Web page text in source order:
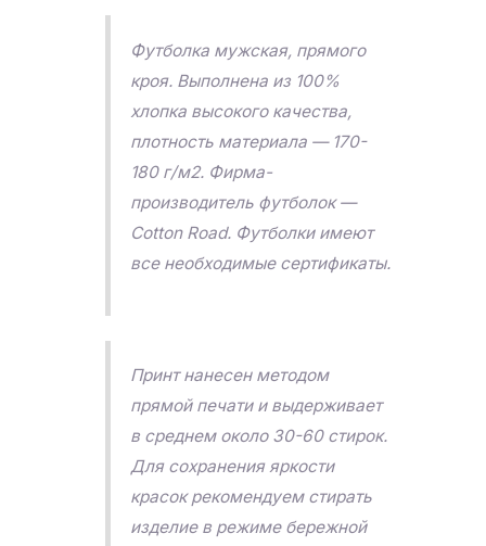
Футболка мужская, прямого
кроя. Выполнена из 100%
хлопка высокого качества,
плотность материала — 170-
180 г/м2. Фирма-
производитель футболок —
Cotton Road. Футболки имеют
все необходимые сертификаты.
Принт нанесен методом
прямой печати и выдерживает
в среднем около 30-60 стирок.
Для сохранения яркости
красок рекомендуем стирать
изделие в режиме бережной